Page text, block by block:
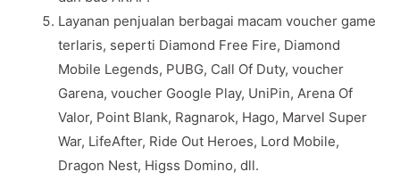
Layanan penjualan berbagai macam voucher game
terlaris, seperti Diamond Free Fire, Diamond
Mobile Legends, PUBG, Call Of Duty, voucher
Garena, voucher Google Play, UniPin, Arena Of
Valor, Point Blank, Ragnarok, Hago, Marvel Super
War, LifeAfter, Ride Out Heroes, Lord Mobile,
Dragon Nest, Higss Domino, dll.